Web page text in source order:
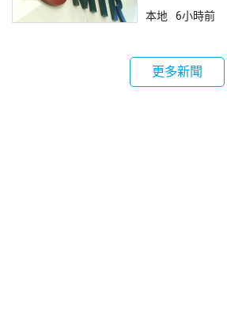
本地 6小時前
更多新聞